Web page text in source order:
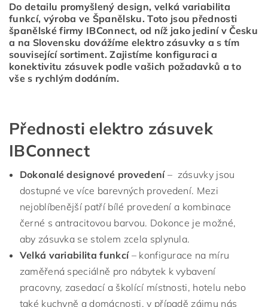
Do detailu promyšlený design, velká variabilita
funkcí, výroba ve Španělsku. Toto jsou přednosti
španělské firmy IBConnect, od níž jako jediní v Česku
a na Slovensku dovážíme elektro zásuvky a s tím
související sortiment. Zajistíme konfiguraci a
konektivitu zásuvek podle vašich požadavků a to
vše s rychlým dodáním.
Přednosti elektro zásuvek
IBConnect
Dokonalé designové provedení– zásuvky jsou
dostupné ve více barevných provedení. Mezi
nejoblíbenější patří bílé provedení a kombinace
černé s antracitovou barvou. Dokonce je možné,
aby zásuvka se stolem zcela splynula.
Velká variabilita funkcí– konfigurace na míru
zaměřená speciálně pro nábytek k vybavení
pracovny, zasedací a školící místnosti, hotelu nebo
také kuchyně a domácnosti, v případě zájmu nás